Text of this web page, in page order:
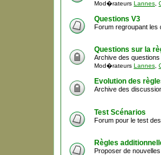
Mod�rateurs Lannes
Questions V3
Forum regroupant les
Questions sur la
Archive des
Mod�rateurs Lannes
Evolution des
Archive des
Test Scénarios
Forum pour le test
Règles
Proposer de